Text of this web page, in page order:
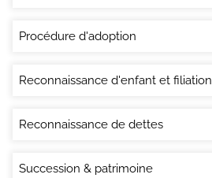
Procédure d'adoption
Reconnaissance d'enfant et filiation
Reconnaissance de dettes
Succession & patrimoine